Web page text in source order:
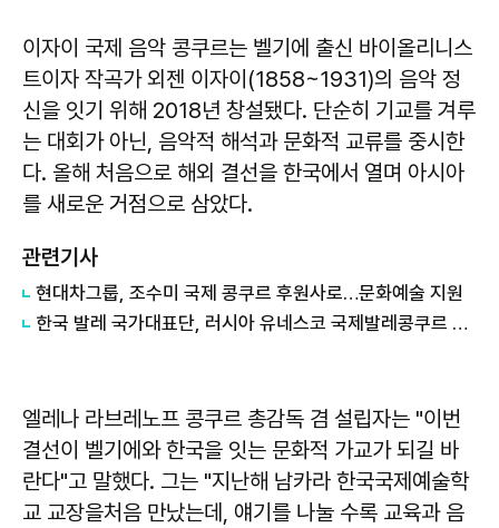
이자이 국제 음악 콩쿠르는 벨기에 출신 바이올리니스
트이자 작곡가 외젠 이자이(1858~1931)의 음악 정
신을 잇기 위해 2018년 창설됐다. 단순히 기교를 겨루
는 대회가 아닌, 음악적 해석과 문화적 교류를 중시한
다. 올해 처음으로 해외 결선을 한국에서 열며 아시아
를 새로운 거점으로 삼았다.
관련기사
현대차그룹, 조수미 국제 콩쿠르 후원사로…문화예술 지원
한국 발레 국가대표단, 러시아 유네스코 국제발레콩쿠르 출전
엘레나 라브레노프 콩쿠르 총감독 겸 설립자는 "이번
결선이 벨기에와 한국을 잇는 문화적 가교가 되길 바
란다"고 말했다. 그는 "지난해 남카라 한국국제예술학
교 교장을처음 만났는데, 얘기를 나눌 수록 교육과 음